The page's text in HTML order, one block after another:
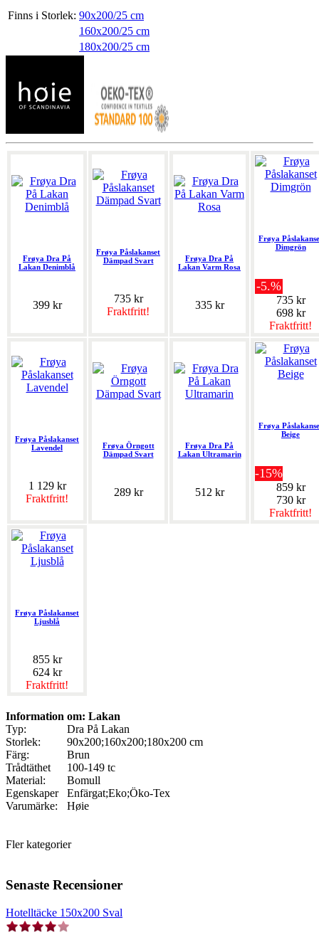
Finns i Storlek: 90x200/25 cm
160x200/25 cm
180x200/25 cm
Frøya Dra På
Lakan Denimblå
399 kr
Frøya Påslakanset
Dämpad Svart
735 kr
Fraktfritt!
Frøya Dra På
Lakan Varm Rosa
335 kr
Frøya
Dimgrön
-5.%
735 kr
698 kr
Fraktfritt!
Frøya Påslakanset
Lavendel
1 129 kr
Fraktfritt!
Frøya Örngott
Dämpad Svart
289 kr
Frøya Dra På
Lakan Ultramarin
512 kr
Frøya
Beige
-15%
859 kr
730 kr
Fraktfritt!
Frøya Påslakanset
Ljusblå
855 kr
624 kr
Fraktfritt!
Information om: Lakan
Typ:
Dra På Lakan
Storlek:
90x200;160x200;180x200 cm
Färg:
Brun
Trådtäthet
100-149 tc
Material:
Bomull
Egenskaper
Enfärgat;Eko;Öko-Tex
Varumärke:
Høie
Fler kategorier
Senaste Recensioner
Hotelltäcke 150x200 Sval